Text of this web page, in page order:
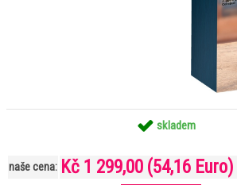
skladem
naše cena: Kč 1 299,00 (54,16 Euro)